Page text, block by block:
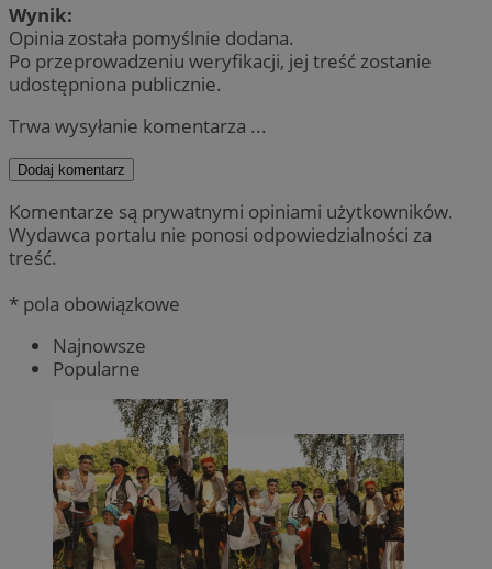
Wynik:
Opinia została pomyślnie dodana.
Po przeprowadzeniu weryfikacji, jej treść zostanie
udostępniona publicznie.
Trwa wysyłanie komentarza ...
Dodaj komentarz
Komentarze są prywatnymi opiniami użytkowników.
Wydawca portalu nie ponosi odpowiedzialności za
treść.
* pola obowiązkowe
Najnowsze
Popularne